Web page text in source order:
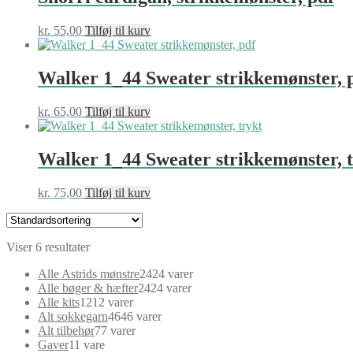
kr. 55,00 Tilføj til kurv
Walker 1_44 Sweater strikkemønster,
kr. 65,00 Tilføj til kurv
Walker 1_44 Sweater strikkemønster,
kr. 75,00 Tilføj til kurv
Viser 6 resultater
Alle Astrids mønstre2424 varer
Alle bøger & hæfter2424 varer
Alle kits1212 varer
Alt sokkegarn4646 varer
Alt tilbehør77 varer
Gaver11 vare